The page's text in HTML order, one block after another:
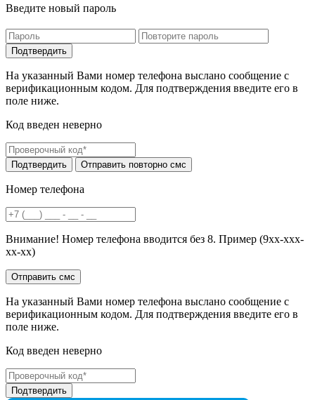
Введите новый пароль
На указанный Вами номер телефона выслано сообщение с
верификационным кодом. Для подтверждения введите его в
поле ниже.
Код введен неверно
Номер телефона
Внимание! Номер телефона вводится без 8. Пример (9хх-ххх-
хх-хх)
На указанный Вами номер телефона выслано сообщение с
верификационным кодом. Для подтверждения введите его в
поле ниже.
Код введен неверно